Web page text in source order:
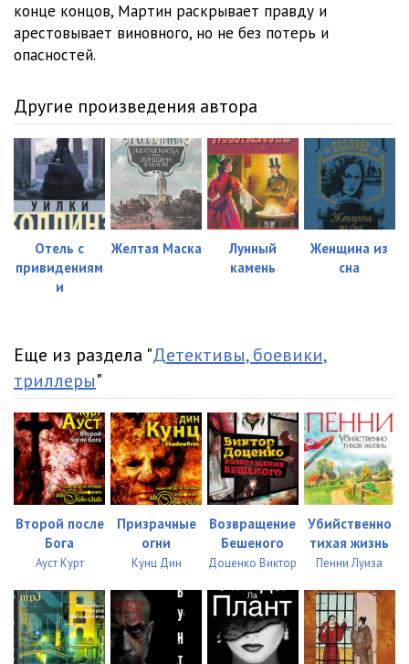
конце концов, Мартин раскрывает правду и
арестовывает виновного, но не без потерь и
опасностей.
Другие произведения автора
Отель с
привидениям
и
Желтая Маска
Лунный
камень
Женщина из
сна
Еще из раздела "Детективы, боевики,
триллеры"
Второй после
Бога
Ауст Курт
Призрачные
огни
Кунц Дин
Возвращение
Бешеного
Доценко Виктор
Убийственно
тихая жизнь
Пенни Луиза